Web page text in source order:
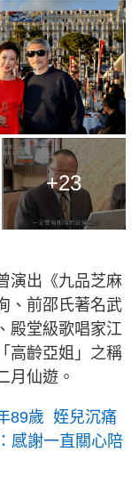
+23
演出《九品芝麻
、前邵氏著名武
殿堂級歌唱家江
高齡亞姐」之稱
月仙遊。
89歲 姪兒沉痛
感謝一直關心陪